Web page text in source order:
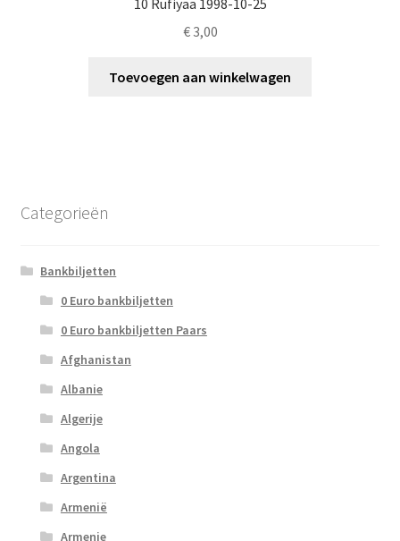
10 Rufiyaa 1998-10-25
€3,00
Toevoegen aan winkelwagen
Categorieën
Bankbiljetten
0 Euro bankbiljetten
0 Euro bankbiljetten Paars
Afghanistan
Albanie
Algerije
Angola
Argentina
Armenië
Armenie